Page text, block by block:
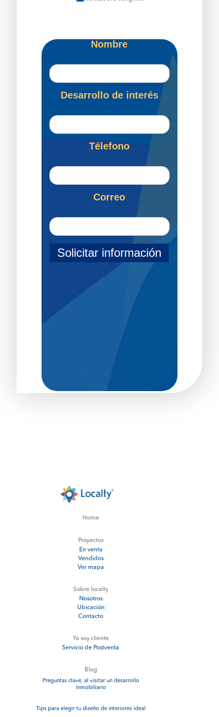
Nombre
Desarrollo de interés
Télefono
Correo
Home
Proyectos
En venta
Vendidos
Ver mapa
Sobre localty
Nosotros
Ubicación
Contacto
Ya soy cliente
Servicio de Postventa
Blog
Preguntas clave, al visitar un desarrollo
inmobiliario
Tips para elegir tu diseño de interiores ideal